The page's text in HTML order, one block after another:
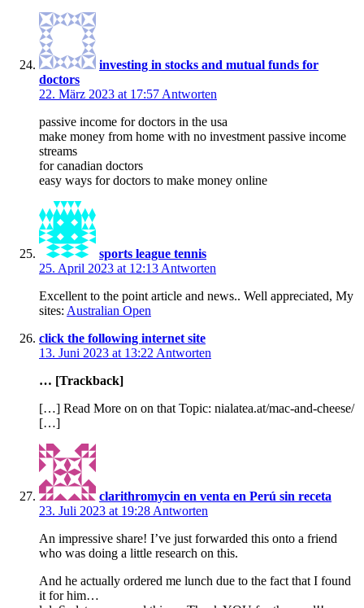
investing in stocks and mutual funds for
doctors
22. März 2023 at 17:57 Antworten
passive income for doctors in the usa
make money from home with no investment passive income
streams
for canadian doctors
easy ways for doctors to make money online
sports league tennis
25. April 2023 at 12:13 Antworten
Excellent to the point article and news.. Well appreciated, My
sites: Australian Open
click the following internet site
13. Juni 2023 at 13:22 Antworten
… [Trackback]
[…] Read More on on that Topic: nialatea.at/mac-and-cheese/
[…]
clarithromycin en venta en Perú sin receta
23. Juli 2023 at 19:28 Antworten
An impressive share! I’ve just forwarded this onto a friend
who was doing a little research on this.
And he actually ordered me lunch due to the fact that I found
it for him…